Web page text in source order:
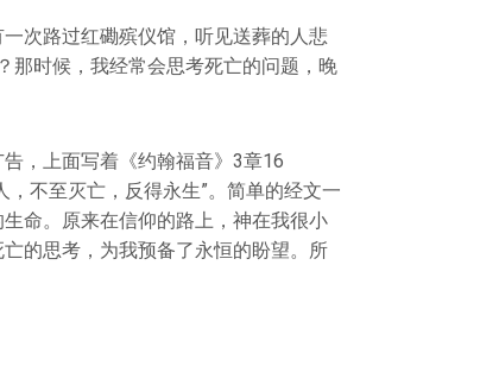
次路过红磡殡仪馆，听见送葬的人悲
时候，我经常会思考死亡的问题，晚
，上面写着《约翰福音》3章16
不至灭亡，反得永生”。简单的经文一
命。原来在信仰的路上，神在我很小
的思考，为我预备了永恒的盼望。所